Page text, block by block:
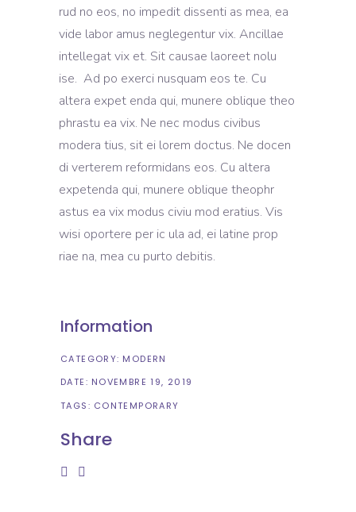
rud no eos, no impedit dissenti as mea, ea
vide labor amus neglegentur vix. Ancillae
intellegat vix et. Sit causae laoreet nolu
ise. Ad po exerci nusquam eos te. Cu
altera expet enda qui, munere oblique theo
phrastu ea vix. Ne nec modus civibus
modera tius, sit ei lorem doctus. Ne docen
di verterem reformidans eos. Cu altera
expetenda qui, munere oblique theophr
astus ea vix modus civiu mod eratius. Vis
wisi oportere per ic ula ad, ei latine prop
riae na, mea cu purto debitis.
Information
CATEGORY: MODERN
DATE: NOVEMBRE 19, 2019
TAGS: CONTEMPORARY
Share